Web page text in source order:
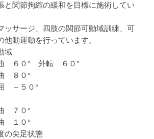
と関節拘縮の緩和を目標に施術してい
ッサージ、四肢の関節可動域訓練、可
他動運動を行っています。
域
曲 ６０° 外転 ６０°
屈曲 ８０°
背屈 －５０°
屈曲 ７０°
１０°
尖足状態